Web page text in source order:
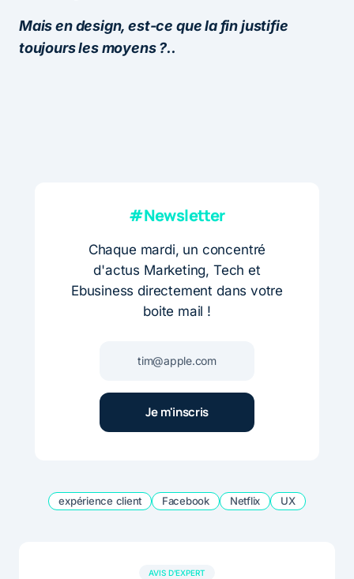
Mais en design, est-ce que la fin justifie
toujours les moyens ?..
#Newsletter
Chaque mardi, un concentré
d'actus Marketing, Tech et
Ebusiness directement dans votre
boite mail !
expérience client Facebook Netflix UX
AVIS D'EXPERT